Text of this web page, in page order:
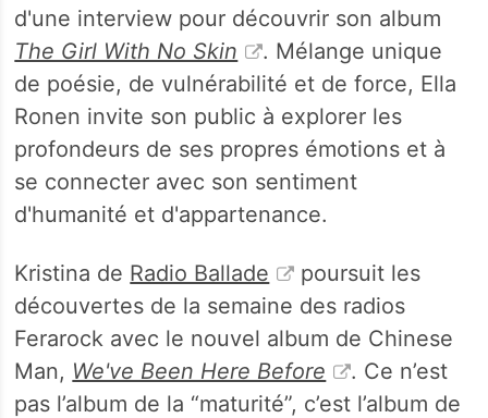
d'une interview pour découvrir son album
The Girl With No Skin
. Mélange unique
de poésie, de vulnérabilité et de force, Ella
Ronen invite son public à explorer les
profondeurs de ses propres émotions et à
se connecter avec son sentiment
d'humanité et d'appartenance.
Kristina de Radio Ballade
poursuit les
découvertes de la semaine des radios
Ferarock avec le nouvel album de Chinese
Man, We've Been Here Before
. Ce n’est
pas l’album de la “maturité”, c’est l’album de